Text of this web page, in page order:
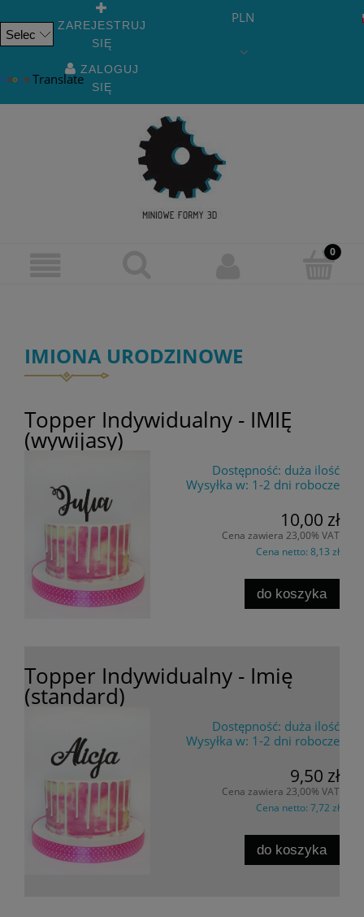
Translate
ZAREJESTRUJ
SIĘ
ZALOGUJ
SIĘ
PLN
IMIONA URODZINOWE
Topper Indywidualny - IMIĘ
(wywijasy)
Dostępność: duża ilość
Wysyłka w: 1-2 dni robocze
10,00 zł
Cena zawiera 23,00% VAT
Cena netto: 8,13 zł
do koszyka
Topper Indywidualny - Imię
(standard)
Dostępność: duża ilość
Wysyłka w: 1-2 dni robocze
9,50 zł
Cena zawiera 23,00% VAT
Cena netto: 7,72 zł
do koszyka